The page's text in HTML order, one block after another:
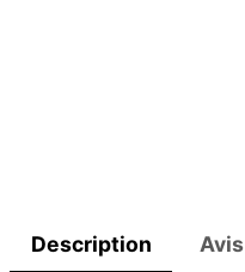
Description